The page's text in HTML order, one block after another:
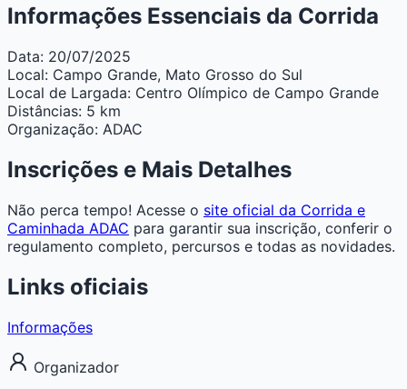
Informações Essenciais da Corrida
Data: 20/07/2025
Local: Campo Grande, Mato Grosso do Sul
Local de Largada: Centro Olímpico de Campo Grande
Distâncias: 5 km
Organização: ADAC
Inscrições e Mais Detalhes
Não perca tempo! Acesse o site oficial da Corrida e
Caminhada ADAC para garantir sua inscrição, conferir o
regulamento completo, percursos e todas as novidades.
Links oficiais
Informações
Organizador